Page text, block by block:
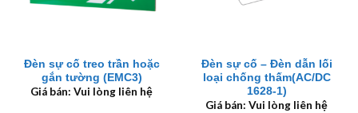
Đèn sự cố treo trần hoặc
gắn tường (EMC3)
Giá bán: Vui lòng liên hệ
Đèn sự cố – Đèn dẫn lối
loại chống thấm(AC/DC
1628-1)
Giá bán: Vui lòng liên hệ